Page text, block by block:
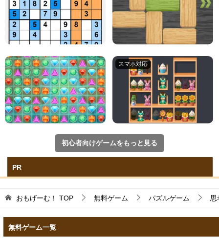
初心者向けゲームをもっと見る
PR
おもげーむ！ TOP 無料ゲーム パズルゲーム 思
無料ゲーム一覧